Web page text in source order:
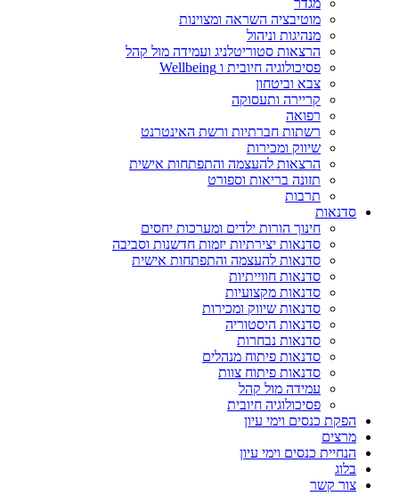
מגדר
מוטיבציה השראה ומצוינות
מנהיגות וניהול
הרצאות סטוריטלניג ועמידה מול קהל
פסיכולוגיה חיובית ו Wellbeing
צבא וביטחון
קריירה ותעסוקה
רפואה
רשתות חברתיות ורשת האינטרנט
שיווק ומכירות
הרצאות להעצמה והתפתחות אישית
תזונה בריאות וספורט
תרבות
סדנאות
חינוך הורות ילדים ומערכות יחסים
סדנאות יצירתיות יזמות חדשנות וסביבה
סדנאות להעצמה והתפתחות אישית
סדנאות חווייתיות
סדנאות מקצועיות
סדנאות שיווק ומכירות
סדנאות היסטוריה
סדנאות נבחרות
סדנאות פיתוח מנהלים
סדנאות פיתוח צוות
עמידה מול קהל
פסיכולוגיה חיובית
הפקת כנסים וימי עיון
מרצים
הנחיית כנסים וימי עיון
בלוג
צור קשר